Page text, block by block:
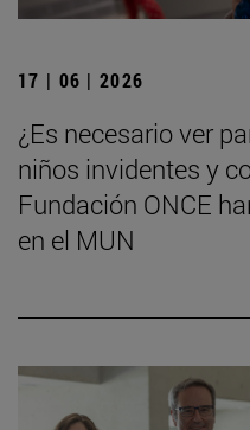
17 | 06 | 2026
¿Es necesario ver
niños invidentes y
Fundación ONCE
en el MUN